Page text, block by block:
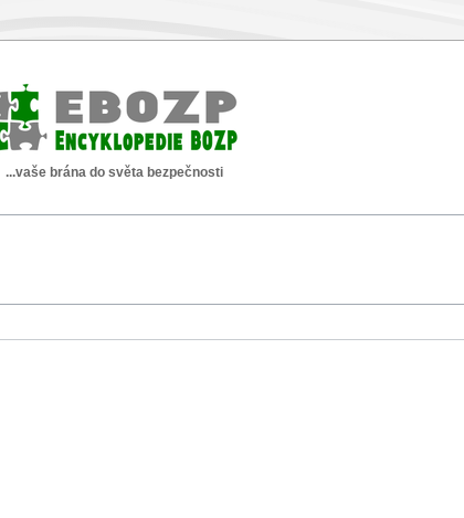
...vaše brána do světa bezpečnosti